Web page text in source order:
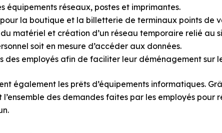
équipements réseaux, postes et imprimantes.
la boutique et la billetterie de terminaux points de
matériel et création d’un réseau temporaire relié au
soit en mesure d’accéder aux données.
des employés afin de faciliter leur déménagement sur
également les prêts d’équipements informatiques.
l’ensemble des demandes faites par les employés pour